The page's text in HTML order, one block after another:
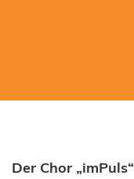
Der Chor